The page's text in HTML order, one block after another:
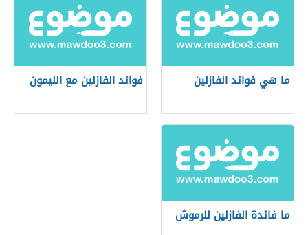
ما هي فوائد الفازلين فوائد الفازلين مع الليمون
ما فائدة الفازلين للرموش